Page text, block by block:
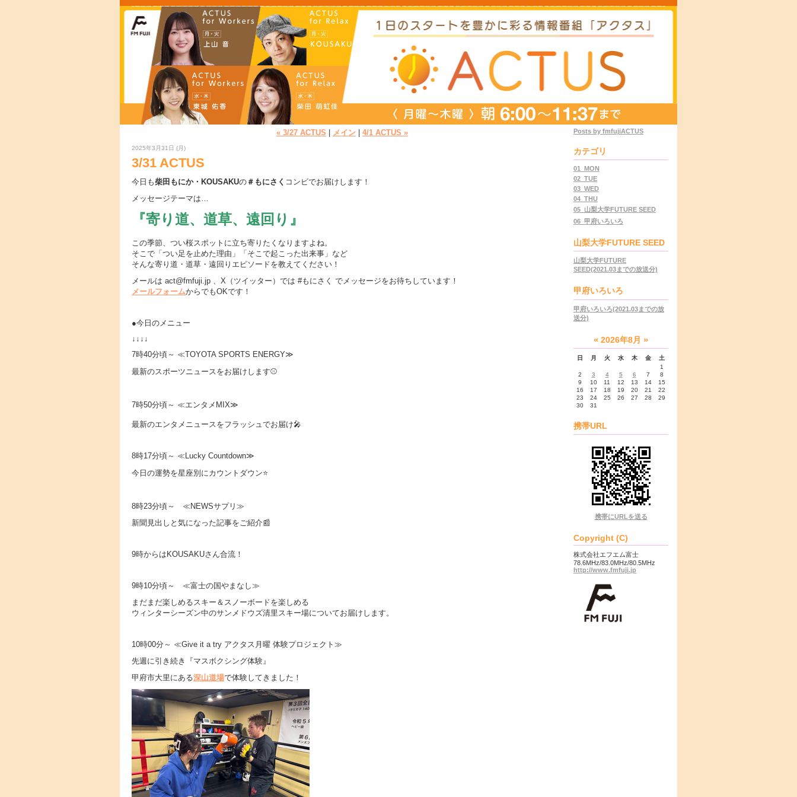
« 3/27 ACTUS メイン 4/1 ACTUS »
2025年3月31日 (月)
3/31 ACTUS
今日も柴田もにか・KOUSAKUの ＃もにさく コンビでお届けします！
メッセージテーマは…
『寄り道、道草、遠回り』
この季節、つい桜スポットに立ち寄りたくなりますよね。
そこで「つい足を止めた理由」「そこで起こった出来事」など
そんな寄り道・道草・遠回りエピソードを教えてください！
メールは act@fmfuji.jp 、X（ツイッター）では #もにさく でメッセージをお待ちしています！
メールフォームからでもOKです！
●今日のメニュー
↓↓↓↓
7時40分頃～ ≪TOYOTA SPORTS ENERGY≫
最新のスポーツニュースをお届けします⚾
7時50分頃～ ≪エンタメMIX≫
最新のエンタメニュースをフラッシュでお届け🎤
8時17分頃～ ≪Lucky Countdown≫
今日の運勢を星座別にカウントダウン⭐
8時23分頃～ ≪NEWSサプリ≫
新聞見出しと気になった記事をご紹介📰
9時からはKOUSAKUさん合流！
9時10分頃～ ≪富士の国やまなし≫
まだまだ楽しめるスキー＆スノーボードを楽しめる
ウィンターシーズン中のサンメドウズ清里スキー場についてお届けします。
10時00分～ ≪Give it a try アクタス月曜 体験プロジェクト≫
先週に引き続き『マスボクシング体験』
甲府市大里にある深山道場で体験してきました！
Posts by fmfujiACTUS
カテゴリ
01_MON
02_TUE
03_WED
04_THU
05_山梨大学FUTURE SEED
06_甲府いろいろ
山梨大学FUTURE SEED
山梨大学FUTURE
SEED(2021.03までの放送分)
甲府いろいろ
甲府いろいろ(2021.03までの放
送分)
« 2026年8月 »
日 月 火 水 木 金
土
1
2
3 4 5 6 7
8
9
10 11 12 13 14
15
16
17 18 19 20 21
22
23
24 25 26 27 28
29
30
31
携帯URL
携帯にURLを送る
Copyright (C)
株式会社エフエム富士
78.6MHz/83.0MHz/80.5MHz
http://www.fmfuji.jp